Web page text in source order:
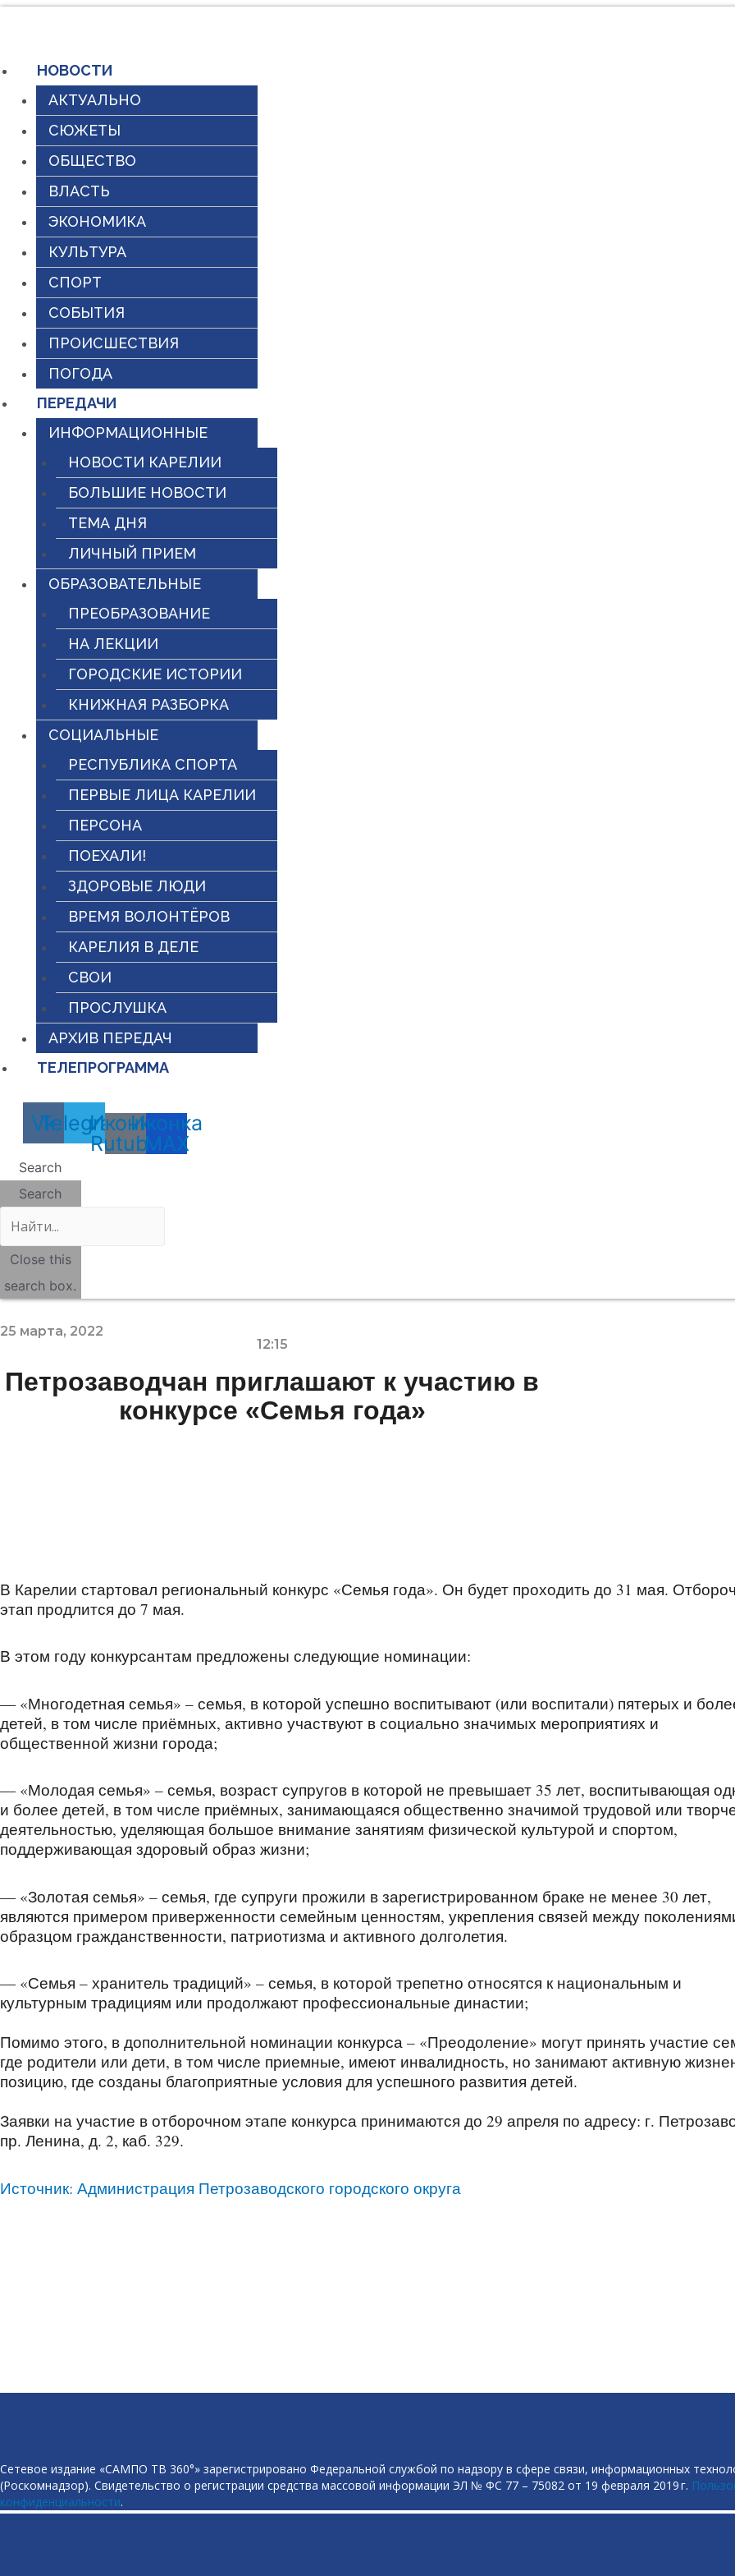
содержимому
НОВОСТИ
АКТУАЛЬНО
СЮЖЕТЫ
ОБЩЕСТВО
ВЛАСТЬ
ЭКОНОМИКА
КУЛЬТУРА
СПОРТ
СОБЫТИЯ
ПРОИСШЕСТВИЯ
ПОГОДА
ПЕРЕДАЧИ
ИНФОРМАЦИОННЫЕ
НОВОСТИ КАРЕЛИИ
БОЛЬШИЕ НОВОСТИ
ТЕМА ДНЯ
ЛИЧНЫЙ ПРИЕМ
ОБРАЗОВАТЕЛЬНЫЕ
ПРЕОБРАЗОВАНИЕ
НА ЛЕКЦИИ
ГОРОДСКИЕ ИСТОРИИ
КНИЖНАЯ РАЗБОРКА
СОЦИАЛЬНЫЕ
РЕСПУБЛИКА СПОРТА
ПЕРВЫЕ ЛИЦА КАРЕЛИИ
ПЕРСОНА
ПОЕХАЛИ!
ЗДОРОВЫЕ ЛЮДИ
ВРЕМЯ ВОЛОНТЁРОВ
КАРЕЛИЯ В ДЕЛЕ
СВОИ
ПРОСЛУШКА
АРХИВ ПЕРЕДАЧ
ТЕЛЕПРОГРАММА
Vk
Telegram
Иконка
Rutube
Иконка
MAX
Search
Search
Close this
search box.
25 марта, 2022
12:15
Петрозаводчан приглашают к участию в
конкурсе «Семья года»
В Карелии стартовал региональный конкурс «Семья года». Он будет проходить до 31 мая.
этап продлится до 7 мая.
В этом году конкурсантам предложены следующие номинации:
— «Многодетная семья» – семья, в которой успешно воспитывают (или воспитали) пятерых и
детей, в том числе приёмных, активно участвуют в социально значимых мероприятиях и
общественной жизни города;
— «Молодая семья» – семья, возраст супругов в которой не превышает 35 лет, воспитывающая
и более детей, в том числе приёмных, занимающаяся общественно значимой трудовой или
деятельностью, уделяющая большое внимание занятиям физической культурой и спортом,
поддерживающая здоровый образ жизни;
— «Золотая семья» – семья, где супруги прожили в зарегистрированном браке не менее 30 лет,
являются примером приверженности семейным ценностям, укрепления связей между
образцом гражданственности, патриотизма и активного долголетия.
— «Семья – хранитель традиций» – семья, в которой трепетно относятся к национальным и
культурным традициям или продолжают профессиональные династии;
Помимо этого, в дополнительной номинации конкурса – «Преодоление» могут принять участие
где родители или дети, в том числе приемные, имеют инвалидность, но занимают активную
позицию, где созданы благоприятные условия для успешного развития детей.
Заявки на участие в отборочном этапе конкурса принимаются до 29 апреля по адресу: г.
пр. Ленина, д. 2, каб. 329.
Источник: Администрация Петрозаводского городского округа
Сетевое издание «САМПО ТВ 360°» зарегистрировано Федеральной службой по надзору в сфере связи, информационных
(Роскомнадзор). Свидетельство о регистрации средства массовой информации ЭЛ № ФС 77 – 75082 от 19 февраля 2019 г.
конфиденциальности.